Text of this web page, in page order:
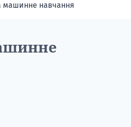
машинне навчання